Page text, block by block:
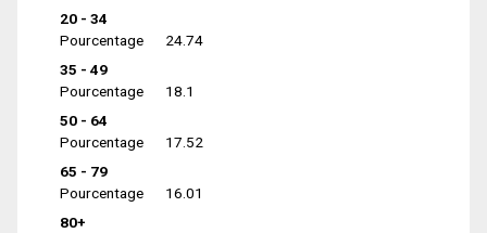
20 - 34
Pourcentage
24.74
35 - 49
Pourcentage
18.1
50 - 64
Pourcentage
17.52
65 - 79
Pourcentage
16.01
80+